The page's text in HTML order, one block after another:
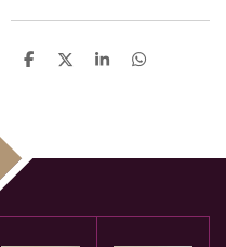
D
D
S
D